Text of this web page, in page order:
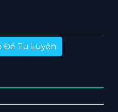
Để Tu Luyện